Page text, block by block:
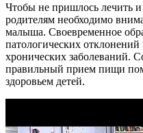
Чтобы не пришлось лечить и
родителям необходимо
малыша. Своевременное
патологических отклонений
хронических заболеваний.
правильный прием пищи
здоровьем детей.